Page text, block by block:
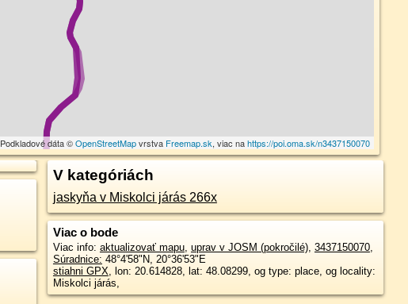
Podkladové dáta ©OpenStreetMapvrstva Freemap.sk, viac nahttps://poi.oma.sk/n3437150070
V kategóriách
jaskyňa v Miskolci járás 266x
Viac o bode
Viac info: aktualizovať mapu, uprav v JOSM (pokročilé), 3437150070,
Súradnice: 48°4'58"N, 20°36'53"E
stiahni GPX, lon: 20.614828, lat: 48.08299, og type: place, og locality:
Miskolci járás,